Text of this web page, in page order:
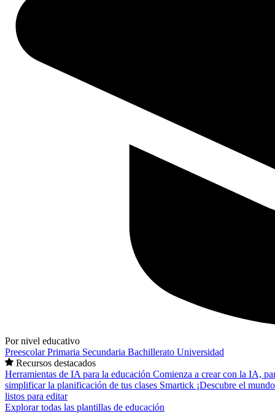
Por nivel educativo
PreescolarPrimaria Secundaria Bachillerato Universidad
Recursos destacados
Herramientas de IA para la educación Comienza a crear con la IA,
simplificar la planificación de tus clases Smartick ¡Descubre el
listos para editar
Explorar todas las plantillas de educación